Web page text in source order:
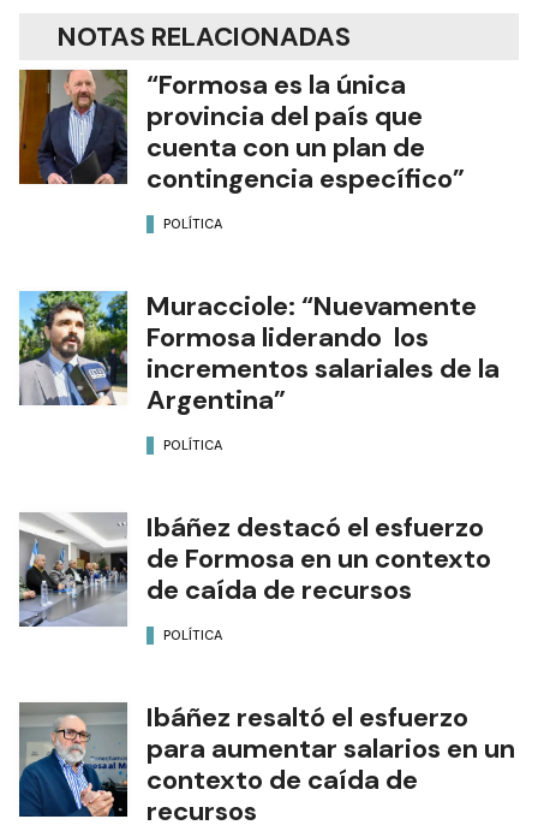
NOTAS RELACIONADAS
“Formosa es la única
provincia del país que
cuenta con un plan de
contingencia específico”
POLÍTICA
Muracciole: “Nuevamente
Formosa liderando los
incrementos salariales de la
Argentina”
POLÍTICA
Ibáñez destacó el esfuerzo
de Formosa en un contexto
de caída de recursos
POLÍTICA
Ibáñez resaltó el esfuerzo
para aumentar salarios en un
contexto de caída de
recursos